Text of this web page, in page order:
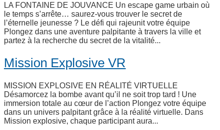
LA FONTAINE DE JOUVANCE Un escape game urbain où
le temps s’arrête… saurez-vous trouver le secret de
l’éternelle jeunesse ? Le défi qui rajeunit votre équipe
Plongez dans une aventure palpitante à travers la ville et
partez à la recherche du secret de la vitalité...
Mission Explosive VR
MISSION EXPLOSIVE EN RÉALITÉ VIRTUELLE
Désamorcez la bombe avant qu’il ne soit trop tard ! Une
immersion totale au cœur de l’action Plongez votre équipe
dans un univers palpitant grâce à la réalité virtuelle. Dans
Mission explosive, chaque participant aura...